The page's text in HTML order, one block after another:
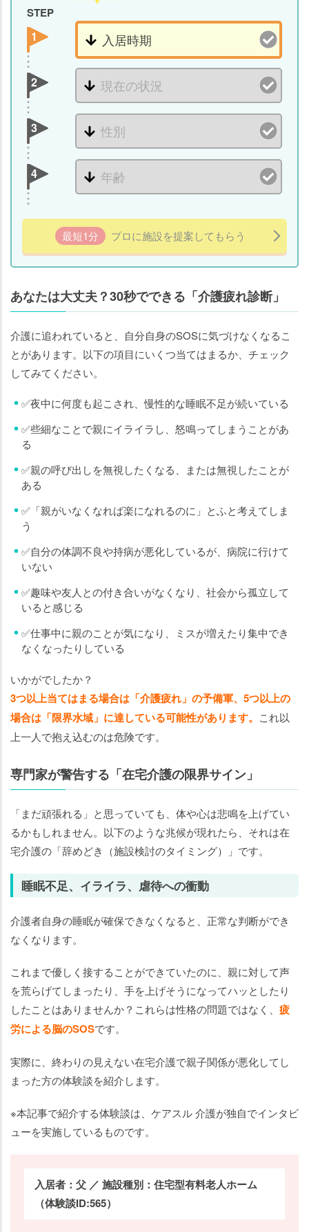
STEP
1
2
3
4
最短1分 プロに施設を提案してもらう
あなたは大丈夫？30秒でできる「介護疲れ診断」
介護に追われていると、自分自身のSOSに気づけなくなるこ
とがあります。以下の項目にいくつ当てはまるか、チェック
してみてください。
✅夜中に何度も起こされ、慢性的な睡眠不足が続いている
✅些細なことで親にイライラし、怒鳴ってしまうことがあ
る
✅親の呼び出しを無視したくなる、または無視したことが
ある
✅「親がいなくなれば楽になれるのに」とふと考えてしま
う
✅自分の体調不良や持病が悪化しているが、病院に行けて
いない
✅趣味や友人との付き合いがなくなり、社会から孤立して
いると感じる
✅仕事中に親のことが気になり、ミスが増えたり集中でき
なくなったりしている
いかがでしたか？
3つ以上当てはまる場合は「介護疲れ」の予備軍、5つ以上の
場合は「限界水域」に達している可能性があります。 これ以
上一人で抱え込むのは危険です。
専門家が警告する「在宅介護の限界サイン」
「まだ頑張れる」と思っていても、体や心は悲鳴を上げてい
るかもしれません。以下のような兆候が現れたら、それは在
宅介護の「辞めどき（施設検討のタイミング）」です。
睡眠不足、イライラ、虐待への衝動
介護者自身の睡眠が確保できなくなると、正常な判断ができ
なくなります。
これまで優しく接することができていたのに、親に対して声
を荒らげてしまったり、手を上げそうになってハッとしたり
したことはありませんか？これらは性格の問題ではなく、 疲
労による脳のSOSです。
実際に、終わりの見えない在宅介護で親子関係が悪化してし
まった方の体験談を紹介します。
※本記事で紹介する体験談は、ケアスル 介護が独自でインタビ
ューを実施しているものです。
入居者：父 ／ 施設種別：住宅型有料老人ホーム
（体験談ID:565）